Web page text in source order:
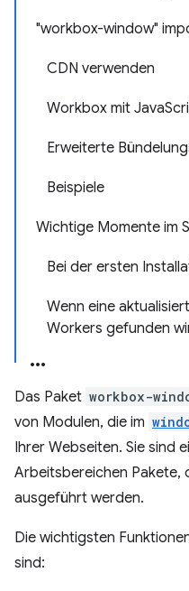
"workbox-window"
CDN verwenden
Workbox mit
Erweiterte
Beispiele
Wichtige Momente im
Bei der ersten
Wenn eine
Workers gefunden
Das Paket workbox-
von Modulen, die im
Ihrer Webseiten. Sie sind
Arbeitsbereichen Pakete,
ausgeführt werden.
Die wichtigsten
sind: